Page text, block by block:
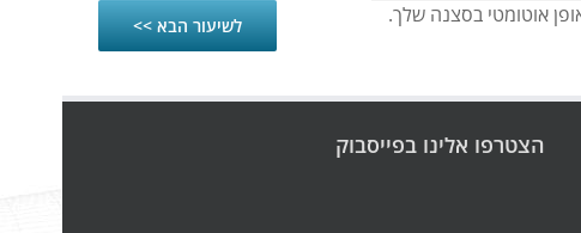
אוטומטי בסצנה שלך. לשיעור הבא >>
הצטרפו אלינו בפייסבוק